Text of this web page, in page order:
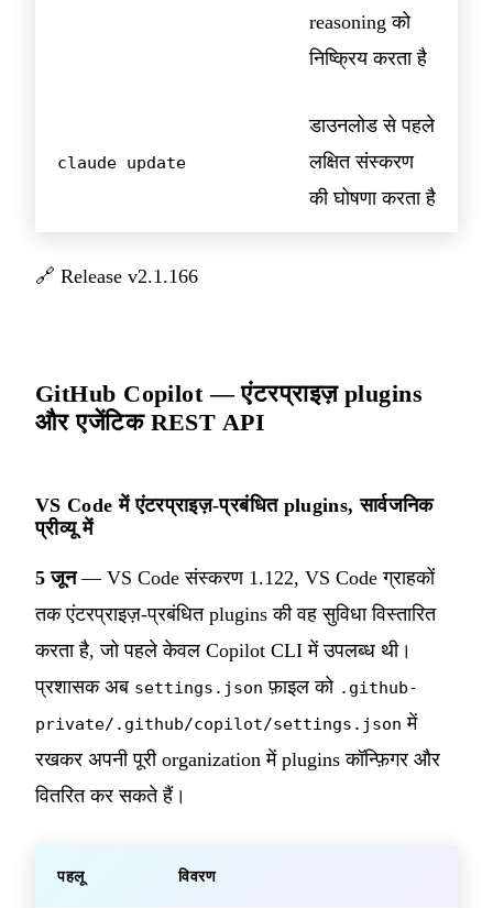
reasoning को
निष्क्रिय करता है
claude update
डाउनलोड से पहले
लक्षित संस्करण
की घोषणा करता है
🔗 Release v2.1.166
GitHub Copilot — एंटरप्राइज़ plugins
और एजेंटिक REST API
VS Code में एंटरप्राइज़-प्रबंधित plugins, सार्वजनिक
प्रीव्यू में
5 जून— VS Code संस्करण 1.122, VS Code ग्राहकों
तक एंटरप्राइज़-प्रबंधित plugins की वह सुविधा विस्तारित
करता है, जो पहले केवल Copilot CLI में उपलब्ध थी।
प्रशासक अब settings.json फ़ाइल को .github-
private/.github/copilot/settings.json में
रखकर अपनी पूरी organization में plugins कॉन्फ़िगर और
वितरित कर सकते हैं।
पहलू विवरण